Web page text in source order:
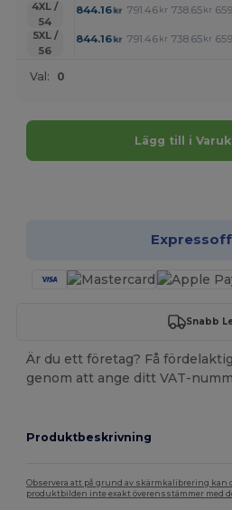
4XL /
54
844.16kr 791.46 kr 738.65 kr
5XL /
56
844.16kr 791.46 kr 738.65 kr
Val: 0
Lägg till i
Snabb
Är du ett företag? Få
genom att ange ditt VAT-
Produktbeskrivning
Observera att på grund av skärmkalibrering kan
produktbilden inte exakt överensstämmer med